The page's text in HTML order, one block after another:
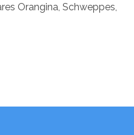
Orangina, Schweppes,